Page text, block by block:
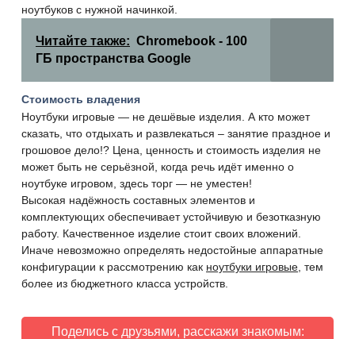
ноутбуков с нужной начинкой.
Читайте также: Chromebook - 100
ГБ пространства Google
Стоимость владения
Ноутбуки игровые — не дешёвые изделия. А кто может
сказать, что отдыхать и развлекаться – занятие праздное и
грошовое дело!? Цена, ценность и стоимость изделия не
может быть не серьёзной, когда речь идёт именно о
ноутбуке игровом, здесь торг — не уместен!
Высокая надёжность составных элементов и
комплектующих обеспечивает устойчивую и безотказную
работу. Качественное изделие стоит своих вложений.
Иначе невозможно определять недостойные аппаратные
конфигурации к рассмотрению как ноутбуки игровые , тем
более из бюджетного класса устройств.
Поделись с друзьями, расскажи знакомым: